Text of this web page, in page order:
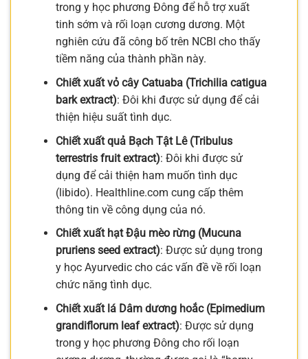
trong y học phương Đông để hỗ trợ xuất
tinh sớm và rối loạn cương dương. Một
nghiên cứu đã công bố trên NCBI cho thấy
tiềm năng của thành phần này.
Chiết xuất vỏ cây Catuaba (Trichilia catigua
bark extract): Đôi khi được sử dụng để cải
thiện hiệu suất tình dục.
Chiết xuất quả Bạch Tật Lê (Tribulus
terrestris fruit extract): Đôi khi được sử
dụng để cải thiện ham muốn tình dục
(libido). Healthline.com cung cấp thêm
thông tin về công dụng của nó.
Chiết xuất hạt Đậu mèo rừng (Mucuna
pruriens seed extract): Được sử dụng trong
y học Ayurvedic cho các vấn đề về rối loạn
chức năng tình dục.
Chiết xuất lá Dâm dương hoắc (Epimedium
grandiflorum leaf extract): Được sử dụng
trong y học phương Đông cho rối loạn